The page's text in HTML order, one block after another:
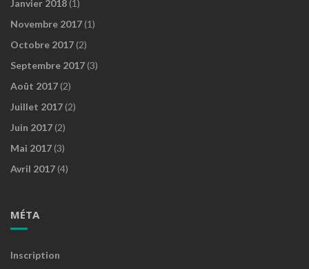
Janvier 2018 (1)
Novembre 2017 (1)
Octobre 2017 (2)
Septembre 2017 (3)
Août 2017 (2)
Juillet 2017 (2)
Juin 2017 (2)
Mai 2017 (3)
Avril 2017 (4)
MÉTA
Inscription